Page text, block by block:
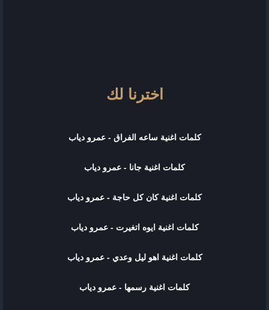
اخترنا لك
كلمات اغنية ساعه الفراق - عمرو دياب
كلمات اغنية جانا - عمرو دياب
كلمات اغنية كان كل حاجة - عمرو دياب
كلمات اغنية ايوه اتغيرت - عمرو دياب
كلمات اغنية اهو ليل وعدي - عمرو دياب
كلمات اغنية رسمها - عمرو دياب